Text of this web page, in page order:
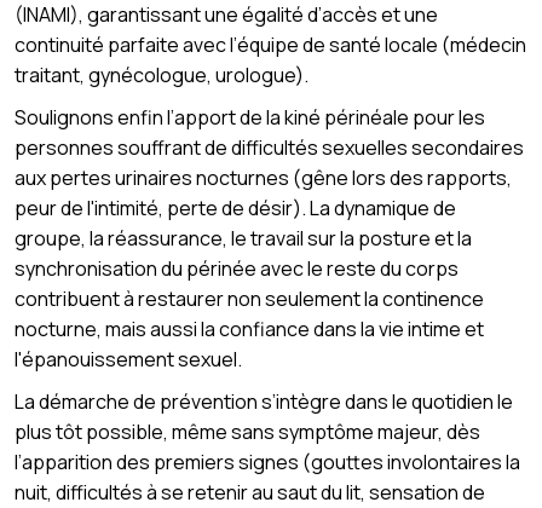
(INAMI), garantissant une égalité d’accès et une
continuité parfaite avec l’équipe de santé locale (médecin
traitant, gynécologue, urologue).
Soulignons enfin l’apport de la kiné périnéale pour les
personnes souffrant de difficultés sexuelles secondaires
aux pertes urinaires nocturnes (gêne lors des rapports,
peur de l'intimité, perte de désir). La dynamique de
groupe, la réassurance, le travail sur la posture et la
synchronisation du périnée avec le reste du corps
contribuent à restaurer non seulement la continence
nocturne, mais aussi la confiance dans la vie intime et
l'épanouissement sexuel.
La démarche de prévention s’intègre dans le quotidien le
plus tôt possible, même sans symptôme majeur, dès
l’apparition des premiers signes (gouttes involontaires la
nuit, difficultés à se retenir au saut du lit, sensation de